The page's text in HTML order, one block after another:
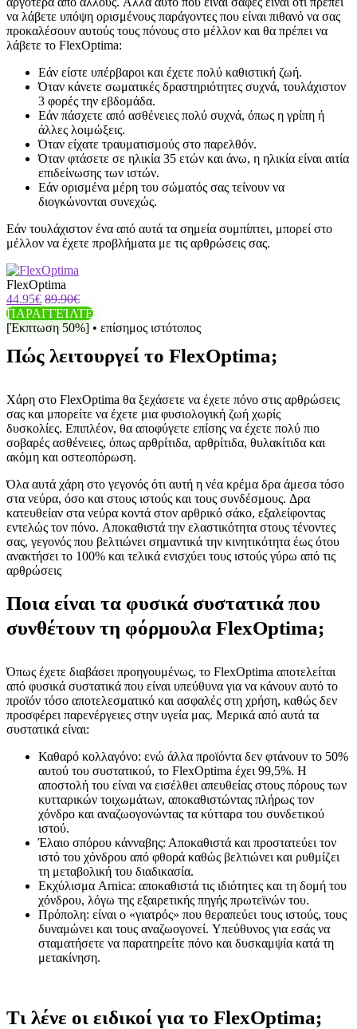
να λάβετε υπόψη ορισμένους παράγοντες που είναι πιθανό να σας
προκαλέσουν αυτούς τους πόνους στο μέλλον και θα πρέπει να
λάβετε το FlexOptima:
Εάν είστε υπέρβαροι και έχετε πολύ καθιστική ζωή.
Όταν κάνετε σωματικές δραστηριότητες συχνά, τουλάχιστον
3 φορές την εβδομάδα.
Εάν πάσχετε από ασθένειες πολύ συχνά, όπως η γρίπη ή
άλλες λοιμώξεις.
Όταν είχατε τραυματισμούς στο παρελθόν.
Όταν φτάσετε σε ηλικία 35 ετών και άνω, η ηλικία είναι αιτία
επιδείνωσης των ιστών.
Εάν ορισμένα μέρη του σώματός σας τείνουν να
διογκώνονται συνεχώς.
Εάν τουλάχιστον ένα από αυτά τα σημεία συμπίπτει, μπορεί στο
μέλλον να έχετε προβλήματα με τις αρθρώσεις σας.
FlexOptima
44.95€ 89.90€
ΠΑΡΑΓΓΕΊΛΤΕ
[Έκπτωση 50%] • επίσημος ιστότοπος
Πώς λειτουργεί το FlexOptima;
Χάρη στο FlexOptima θα ξεχάσετε να έχετε πόνο στις αρθρώσεις
σας και μπορείτε να έχετε μια φυσιολογική ζωή χωρίς
δυσκολίες. Επιπλέον, θα αποφύγετε επίσης να έχετε πολύ πιο
σοβαρές ασθένειες, όπως αρθρίτιδα, αρθρίτιδα, θυλακίτιδα και
ακόμη και οστεοπόρωση.
Όλα αυτά χάρη στο γεγονός ότι αυτή η νέα κρέμα δρα άμεσα τόσο
στα νεύρα, όσο και στους ιστούς και τους συνδέσμους. Δρα
κατευθείαν στα νεύρα κοντά στον αρθρικό σάκο, εξαλείφοντας
εντελώς τον πόνο. Αποκαθιστά την ελαστικότητα στους τένοντες
σας, γεγονός που βελτιώνει σημαντικά την κινητικότητα έως ότου
ανακτήσει το 100% και τελικά ενισχύει τους ιστούς γύρω από τις
αρθρώσεις
Ποια είναι τα φυσικά συστατικά που
συνθέτουν τη φόρμουλα FlexOptima;
Όπως έχετε διαβάσει προηγουμένως, το FlexOptima αποτελείται
από φυσικά συστατικά που είναι υπεύθυνα για να κάνουν αυτό το
προϊόν τόσο αποτελεσματικό και ασφαλές στη χρήση, καθώς δεν
προσφέρει παρενέργειες στην υγεία μας. Μερικά από αυτά τα
συστατικά είναι:
Καθαρό κολλαγόνο: ενώ άλλα προϊόντα δεν φτάνουν το 50%
αυτού του συστατικού, το FlexOptima έχει 99,5%. Η
αποστολή του είναι να εισέλθει απευθείας στους πόρους των
κυτταρικών τοιχωμάτων, αποκαθιστώντας πλήρως τον
χόνδρο και αναζωογονώντας τα κύτταρα του συνδετικού
ιστού.
Έλαιο σπόρου κάνναβης: Αποκαθιστά και προστατεύει τον
ιστό του χόνδρου από φθορά καθώς βελτιώνει και ρυθμίζει
τη μεταβολική του διαδικασία.
Εκχύλισμα Arnica: αποκαθιστά τις ιδιότητες και τη δομή του
χόνδρου, λόγω της εξαιρετικής πηγής πρωτεϊνών του.
Πρόπολη: είναι ο «γιατρός» που θεραπεύει τους ιστούς, τους
δυναμώνει και τους αναζωογονεί. Υπεύθυνος για εσάς να
σταματήσετε να παρατηρείτε πόνο και δυσκαμψία κατά τη
μετακίνηση.
Τι λένε οι ειδικοί για το FlexOptima;